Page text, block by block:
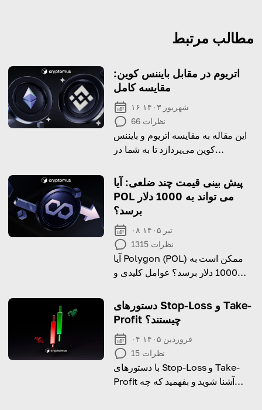
مطالب مرتبط
اتریوم در مقابل بایننس کوین:
مقایسه کامل
۱۶ شهریور ۱۴۰۳
66 نظرات
این مقاله به مقایسه اتریوم و بایننس
کوین می‌پردازد تا به شما در
پیش بینی قیمت چند ضلعی: آیا
POL می تواند به 1000 دلار
برسد؟
۰۸ تیر ۱۴۰۵
1315 نظرات
آیا Polygon (POL) ممکن است به
1000 دلار برسد؟ عوامل کلیدی و
دستورهای Stop-Loss و Take-
Profit چیستند؟
۰۴ فروردین ۱۴۰۵
15 نظرات
با دستورهای Stop-Loss و Take-
Profit آشنا شوید و بفهمید که چه